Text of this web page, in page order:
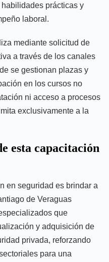
prácticas y
laboral.
mediante solicitud de
a través de los canales
se gestionan plazas y
en los cursos no
ni acceso a procesos
exclusivamente a la
esta capacitación
en seguridad es brindar a
de Veraguas
que
y adquisición de
privada, reforzando
para una